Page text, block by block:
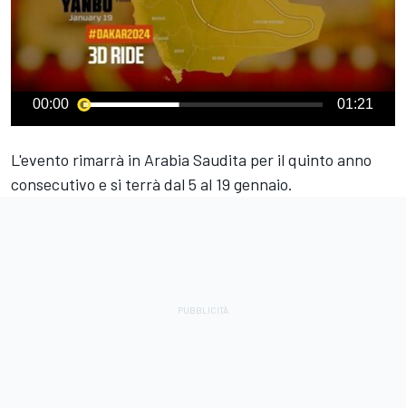
00:00 01:21
L'evento rimarrà in Arabia Saudita per il quinto anno
consecutivo e si terrà dal 5 al 19 gennaio.